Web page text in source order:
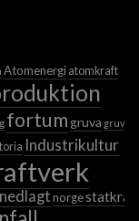
Atomenergi atomkraft
fortum gruva gruvor
Industrikultur
nedlagt norge